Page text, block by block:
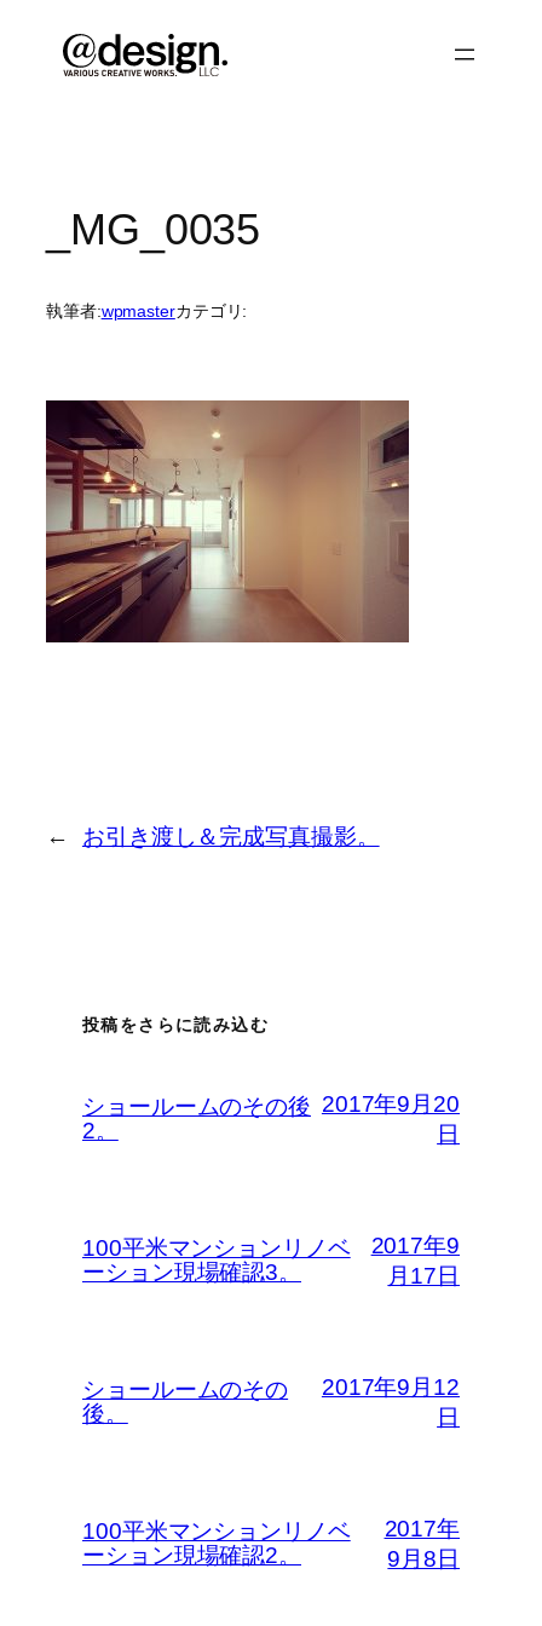
_MG_0035
執筆者:wpmasterカテゴリ:
← お引き渡し＆完成写真撮影。
投稿をさらに読み込む
ショールームのその後
2。
2017年9月20
日
100平米マンションリノベ
ーション現場確認3。
2017年9
月17日
ショールームのその
後。
2017年9月12
日
100平米マンションリノベ
ーション現場確認2。
2017年
9月8日